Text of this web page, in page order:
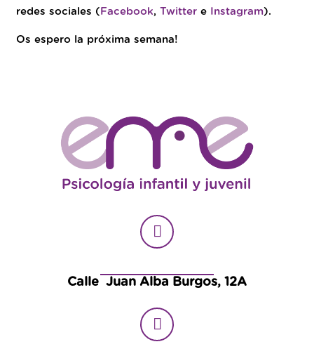
redes sociales (Facebook, Twittere Instagram).
Os espero la próxima semana!
Calle Juan Alba Burgos, 12A